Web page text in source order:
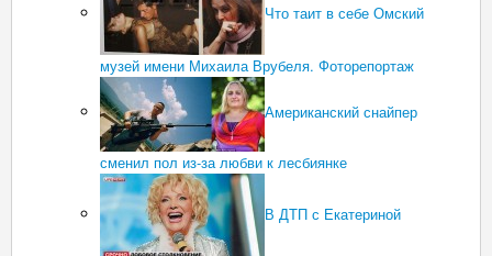
Что таит в себе Омский
музей имени Михаила Врубеля. Фоторепортаж
Американский снайпер
сменил пол из-за любви к лесбиянке
В ДТП с Екатериной